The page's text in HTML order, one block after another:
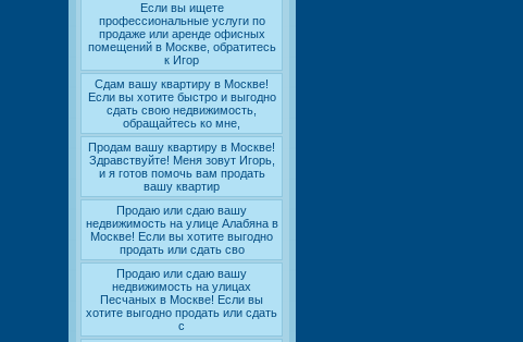
Если вы ищете
профессиональные услуги по
продаже или аренде офисных
помещений в Москве, обратитесь
к Игор
Сдам вашу квартиру в Москве!
Если вы хотите быстро и выгодно
сдать свою недвижимость,
обращайтесь ко мне,
Продам вашу квартиру в Москве!
Здравствуйте! Меня зовут Игорь,
и я готов помочь вам продать
вашу квартир
Продаю или сдаю вашу
недвижимость на улице Алабяна в
Москве! Если вы хотите выгодно
продать или сдать сво
Продаю или сдаю вашу
недвижимость на улицах
Песчаных в Москве! Если вы
хотите выгодно продать или сдать
с